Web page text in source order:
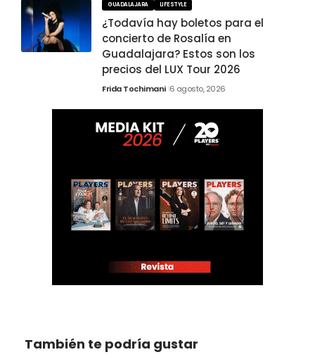
GUADALAJARA LIFESTYLE
¿Todavía hay boletos para el
concierto de Rosalía en
Guadalajara? Estos son los
precios del LUX Tour 2026
Frida Tochimani 6 agosto, 2026
También te podría gustar